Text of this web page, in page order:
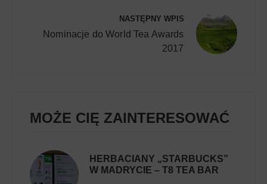
NASTĘPNY WPIS
Nominacje do World Tea Awards
2017
MOŻE CIĘ ZAINTERESOWAĆ
HERBACIANY „STARBUCKS”
W MADRYCIE – T8 TEA BAR